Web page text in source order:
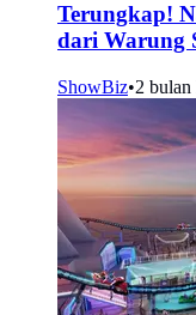
Terungkap!
dari Warung
ShowBiz•2 bulan